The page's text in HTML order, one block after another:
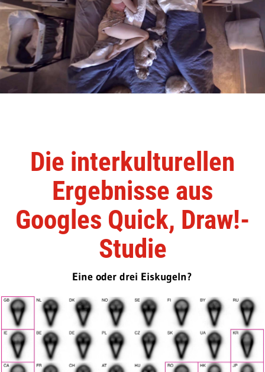
Die interkulturellen
Ergebnisse aus
Googles Quick, Draw!-
Studie
Eine oder drei Eiskugeln?